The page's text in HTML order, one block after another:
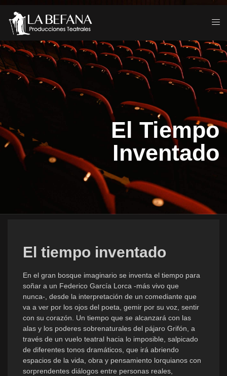
El Tiempo
Inventado
El tiempo inventado
En el gran bosque imaginario se inventa el tiempo para
soñar a un Federico García Lorca -más vivo que
nunca-, desde la interpretación de un comediante que
va a ver por los ojos del poeta, gemir por su voz, sentir
con su corazón. Un tiempo que se alcanzará con las
alas y los poderes sobrenaturales del pájaro Grifón, a
través de un vuelo teatral hacia lo imposible, salpicado
de diferentes tonos dramáticos, que irá abriendo
espacios de la vida, obra y pensamiento lorquianos con
sorprendentes diálogos entre personas reales,